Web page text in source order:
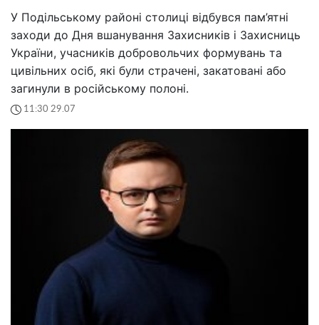
У Подільському районі столиці відбувся пам’ятні
заходи до Дня вшанування Захисників і Захисниць
України, учасників добровольчих формувань та
цивільних осіб, які були страчені, закатовані або
загинули в російському полоні.
11:30 29.07